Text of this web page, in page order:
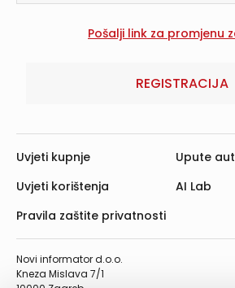
REGISTRACIJA
Novi informator d.o.o.
Kneza Mislava 7/1
Uvjeti kupnje
Uvjeti korištenja
Pravila zaštite privatnosti
Upute
AI Lab